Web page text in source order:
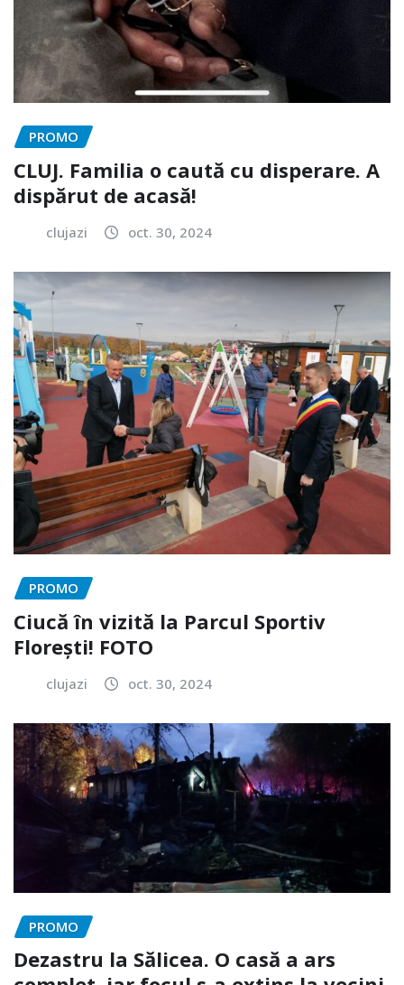
PROMO
CLUJ. Familia o caută cu disperare. A
dispărut de acasă!
clujazi oct. 30, 2024
PROMO
Ciucă în vizită la Parcul Sportiv
Florești! FOTO
clujazi oct. 30, 2024
PROMO
Dezastru la Sălicea. O casă a ars